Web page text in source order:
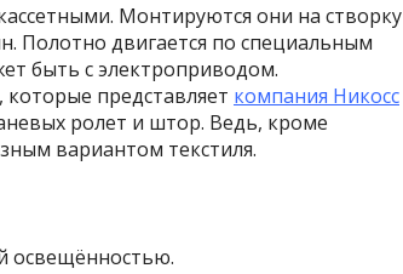
Монтируются они на створку
Полотно двигается по специальным
быть с электроприводом.
представляет компания Никосс
ролет и штор. Ведь, кроме
вариантом текстиля.
освещённостью.